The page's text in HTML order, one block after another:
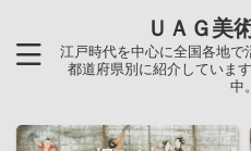
ＵＡＧ美
江戸時代を中心に全国各地で
都道府県別に紹介していま
中。